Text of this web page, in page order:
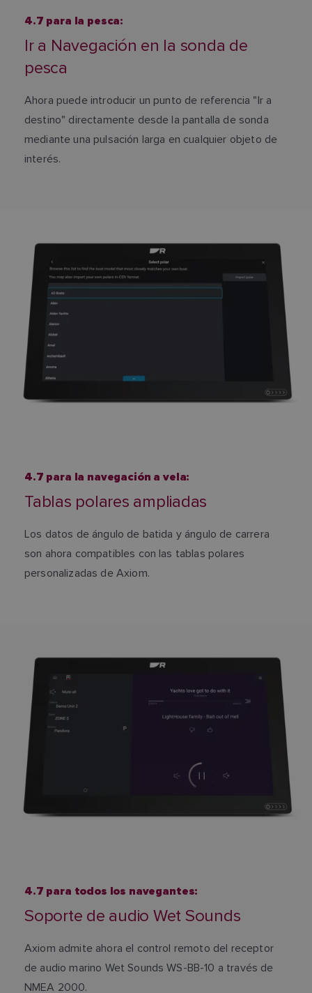
4.7 para la pesca:
Ir a Navegación en la sonda de
pesca
Ahora puede introducir un punto de referencia "Ir a
destino" directamente desde la pantalla de sonda
mediante una pulsación larga en cualquier objeto de
interés.
4.7 para la navegación a vela:
Tablas polares ampliadas
Los datos de ángulo de batida y ángulo de carrera
son ahora compatibles con las tablas polares
personalizadas de Axiom.
4.7 para todos los navegantes:
Soporte de audio Wet Sounds
Axiom admite ahora el control remoto del receptor
de audio marino Wet Sounds WS-BB-10 a través de
NMEA 2000.